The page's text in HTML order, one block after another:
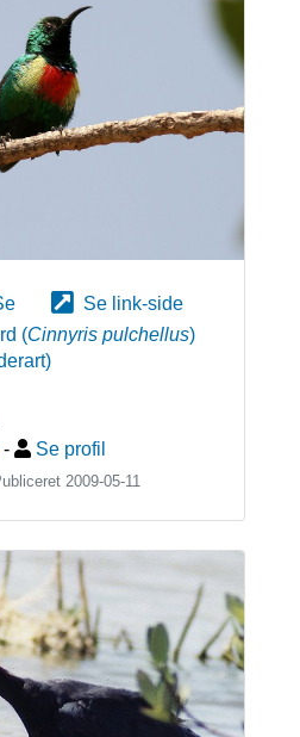
Se link-side
(Cinnyris pulchellus)
)
- Se profil
2009-05-11